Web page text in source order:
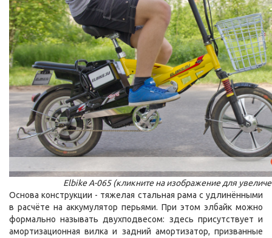
Elbike A-065 (кликните на изображение для
Основа конструкции - тяжелая стальная рама с удлинёнными
в расчёте на аккумулятор перьями. При этом элбайк можно
формально называть двухподвесом: здесь присутствует и
амортизационная вилка и задний амортизатор, призванные